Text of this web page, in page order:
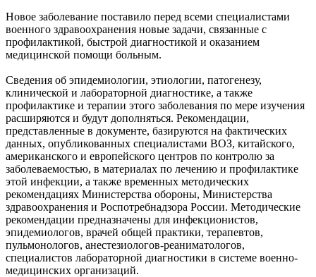
Новое заболевание поставило перед всеми специалистами
военного здравоохранения новые задачи, связанные с
профилактикой, быстрой диагностикой и оказанием
медицинской помощи больным.
Сведения об эпидемиологии, этиологии, патогенезу,
клинической и лабораторной диагностике, а также
профилактике и терапии этого заболевания по мере изучения
расширяются и будут дополняться. Рекомендации,
представленные в документе, базируются на фактических
данных, опубликованных специалистами ВОЗ, китайского,
американского и европейского центров по контролю за
заболеваемостью, в материалах по лечению и профилактике
этой инфекции, а также временных методических
рекомендациях Министерства обороны, Министерства
здравоохранения и Роспотребнадзора России. Методические
рекомендации предназначены для инфекционистов,
эпидемиологов, врачей общей практики, терапевтов,
пульмонологов, анестезиологов-реаниматологов,
специалистов лабораторной диагностики в системе военно-
медицинских организаций.